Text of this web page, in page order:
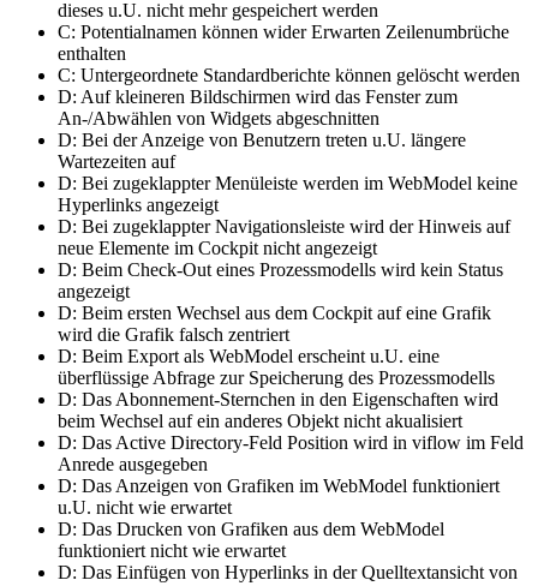
dieses u.U. nicht mehr gespeichert werden
C: Potentialnamen können wider Erwarten Zeilenumbrüche
enthalten
C: Untergeordnete Standardberichte können gelöscht werden
D: Auf kleineren Bildschirmen wird das Fenster zum
An-/Abwählen von Widgets abgeschnitten
D: Bei der Anzeige von Benutzern treten u.U. längere
Wartezeiten auf
D: Bei zugeklappter Menüleiste werden im WebModel keine
Hyperlinks angezeigt
D: Bei zugeklappter Navigationsleiste wird der Hinweis auf
neue Elemente im Cockpit nicht angezeigt
D: Beim Check-Out eines Prozessmodells wird kein Status
angezeigt
D: Beim ersten Wechsel aus dem Cockpit auf eine Grafik
wird die Grafik falsch zentriert
D: Beim Export als WebModel erscheint u.U. eine
überflüssige Abfrage zur Speicherung des Prozessmodells
D: Das Abonnement-Sternchen in den Eigenschaften wird
beim Wechsel auf ein anderes Objekt nicht akualisiert
D: Das Active Directory-Feld Position wird in viflow im Feld
Anrede ausgegeben
D: Das Anzeigen von Grafiken im WebModel funktioniert
u.U. nicht wie erwartet
D: Das Drucken von Grafiken aus dem WebModel
funktioniert nicht wie erwartet
D: Das Einfügen von Hyperlinks in der Quelltextansicht von